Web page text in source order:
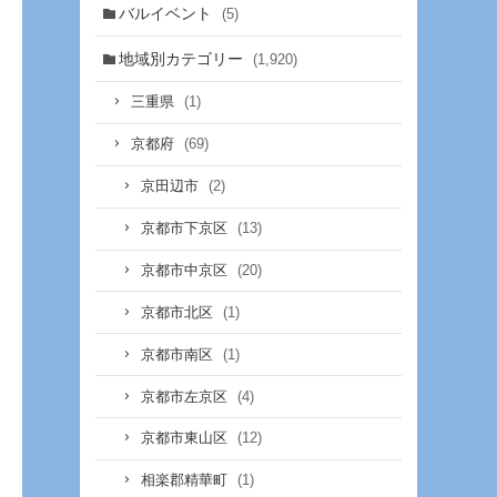
バルイベント (5)
地域別カテゴリー (1,920)
三重県 (1)
京都府 (69)
京田辺市 (2)
京都市下京区 (13)
京都市中京区 (20)
京都市北区 (1)
京都市南区 (1)
京都市左京区 (4)
京都市東山区 (12)
相楽郡精華町 (1)